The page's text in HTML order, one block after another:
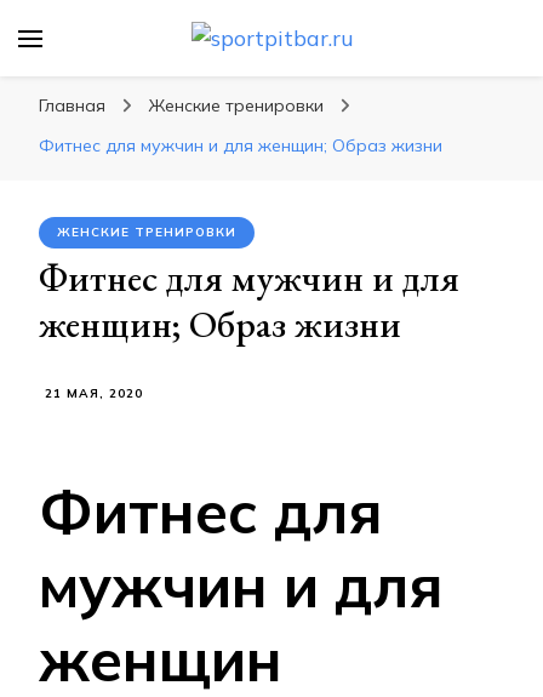
спортивных упражнения, правильные
диеты, программы тренировок
Главная
Женские тренировки
Фитнес для мужчин и для женщин; Образ жизни
ЖЕНСКИЕ ТРЕНИРОВКИ
Фитнес для мужчин и для
женщин; Образ жизни
21 МАЯ, 2020
Фитнес для
мужчин и для
женщин